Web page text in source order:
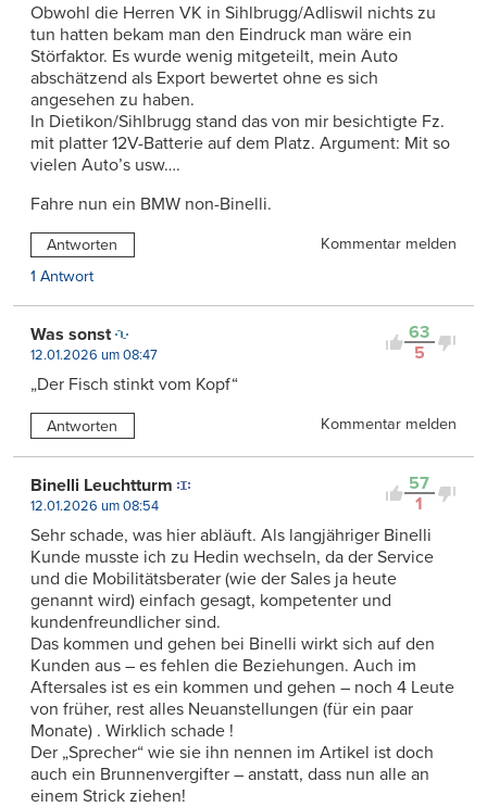
Obwohl die Herren VK in Sihlbrugg/Adliswil nichts zu
tun hatten bekam man den Eindruck man wäre ein
Störfaktor. Es wurde wenig mitgeteilt, mein Auto
abschätzend als Export bewertet ohne es sich
angesehen zu haben.
In Dietikon/Sihlbrugg stand das von mir besichtigte Fz.
mit platter 12V-Batterie auf dem Platz. Argument: Mit so
vielen Auto’s usw….
Fahre nun ein BMW non-Binelli.
Antworten
Kommentar melden
1 Antwort
63
5
Was sonst
12.01.2026 um 08:47
„Der Fisch stinkt vom Kopf“
Antworten Kommentar melden
57
1
Binelli Leuchtturm
12.01.2026 um 08:54
Sehr schade, was hier abläuft. Als langjähriger Binelli
Kunde musste ich zu Hedin wechseln, da der Service
und die Mobilitätsberater (wie der Sales ja heute
genannt wird) einfach gesagt, kompetenter und
kundenfreundlicher sind.
Das kommen und gehen bei Binelli wirkt sich auf den
Kunden aus – es fehlen die Beziehungen. Auch im
Aftersales ist es ein kommen und gehen – noch 4 Leute
von früher, rest alles Neuanstellungen (für ein paar
Monate) . Wirklich schade !
Der „Sprecher“ wie sie ihn nennen im Artikel ist doch
auch ein Brunnenvergifter – anstatt, dass nun alle an
einem Strick ziehen!